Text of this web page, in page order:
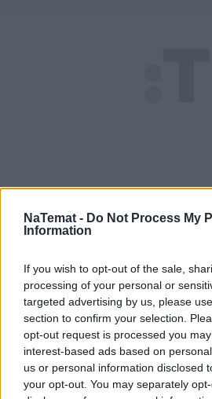
NaTemat - Do Not Process My
Information
If you wish to opt-out of the sale,
processing of your personal or
targeted advertising by us, please
section to confirm your selection.
opt-out request is processed you
interest-based ads based on
us or personal information disclosed
your opt-out. You may separately
Jak widać, przepis ma zaledwie
nie wymaga smażenia na
są o wiele zdrowsze. Pieczenie